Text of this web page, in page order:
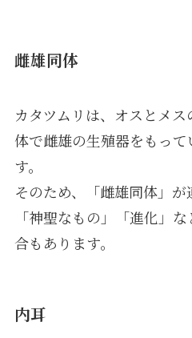
雌雄同体
カタツムリは、オスとメ
体で雌雄の生殖器をもっ
す。
そのため、「雌雄同体」が
「神聖なもの」「進化」
合もあります。
内耳